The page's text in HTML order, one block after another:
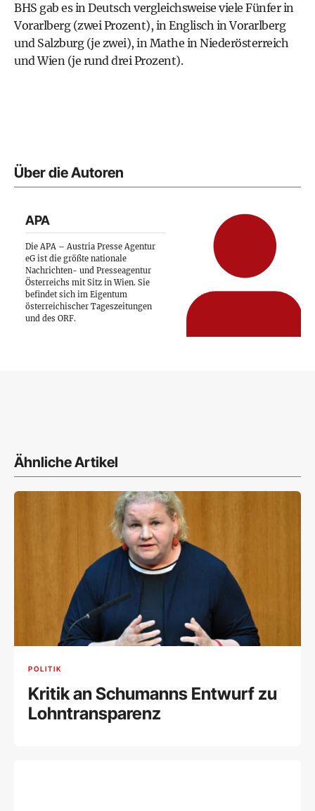
BHS gab es in Deutsch vergleichsweise viele Fünfer in
Vorarlberg (zwei Prozent), in Englisch in Vorarlberg
und Salzburg (je zwei), in Mathe in Niederösterreich
und Wien (je rund drei Prozent).
Über die Autoren
APA
Die APA – Austria Presse Agentur
eG ist die größte nationale
Nachrichten- und Presseagentur
Österreichs mit Sitz in Wien. Sie
befindet sich im Eigentum
österreichischer Tageszeitungen
und des ORF.
Ähnliche Artikel
POLITIK
Kritik an Schumanns Entwurf zu
Lohntransparenz